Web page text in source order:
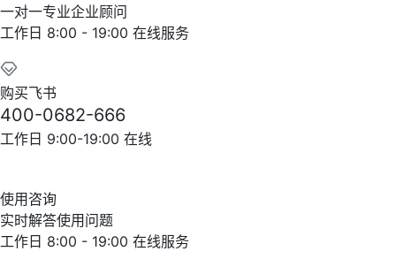
一对一专业企业顾问
工作日 8:00 - 19:00 在线服务
购买飞书
400-0682-666
工作日 9:00-19:00 在线
使用咨询
实时解答使用问题
工作日 8:00 - 19:00 在线服务